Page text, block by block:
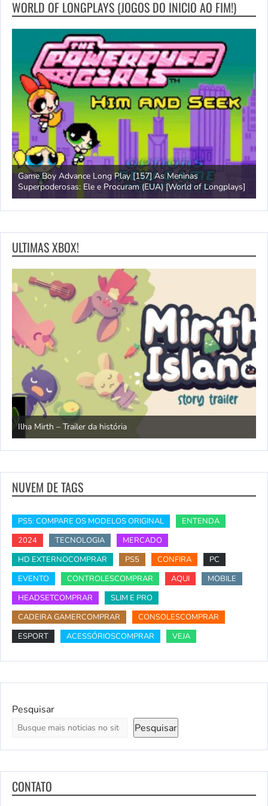
WORLD OF LONGPLAYS (JOGOS DO INICIO AO FIM!)
Game Boy Advance Long Play [157] As Meninas
Superpoderosas: Ele e Procuram (EUA) [World of Longplays]
ULTIMAS XBOX!
Ilha Mirth – Trailer da história
NUVEM DE TAGS
PS5: COMPARE OS MODELOS ORIGINAL
ENTENDA
2024
TECNOLOGIA
MERCADO
HD EXTERNOCOMPRAR
PS5 CONFIRA
PC
EVENTO
CONTROLESCOMPRAR AQUI
MOBILE
HEADSETCOMPRAR
SLIM E PRO
CADEIRA GAMERCOMPRAR
CONSOLESCOMPRAR
ESPORT
ACESSÓRIOSCOMPRAR VEJA
Pesquisar
Pesquisar
CONTATO